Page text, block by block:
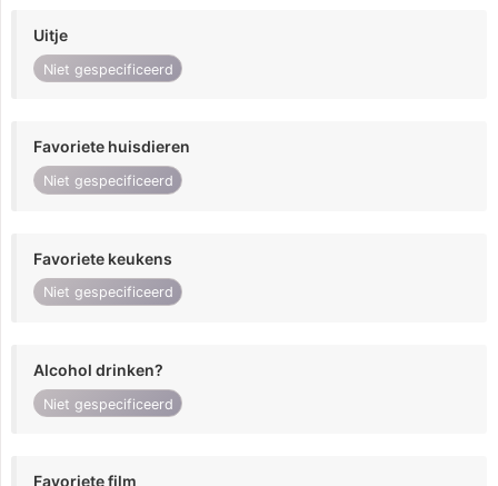
Uitje
Niet gespecificeerd
Favoriete huisdieren
Niet gespecificeerd
Favoriete keukens
Niet gespecificeerd
Alcohol drinken?
Niet gespecificeerd
Favoriete film